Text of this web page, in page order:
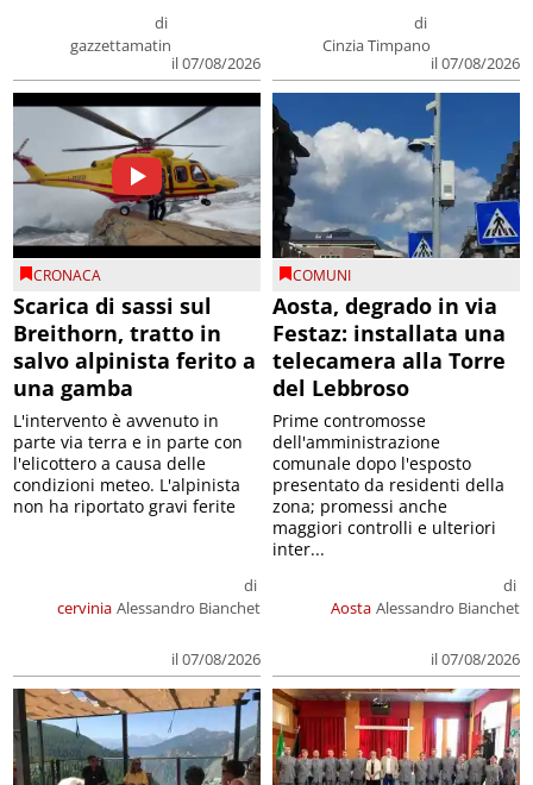
di
gazzettamatin
il 07/08/2026
di
Cinzia Timpano
il 07/08/2026
CRONACA
Scarica di sassi sul
Breithorn, tratto in
salvo alpinista ferito a
una gamba
cervinia
di
Alessandro Bianchet
il 07/08/2026
L'intervento è avvenuto in
parte via terra e in parte con
l'elicottero a causa delle
condizioni meteo. L'alpinista
non ha riportato gravi ferite
COMUNI
Aosta, degrado in via
Festaz: installata una
telecamera alla Torre
del Lebbroso
Aosta
di
Alessandro Bianchet
il 07/08/2026
Prime contromosse
dell'amministrazione
comunale dopo l'esposto
presentato da residenti della
zona; promessi anche
maggiori controlli e ulteriori
inter...